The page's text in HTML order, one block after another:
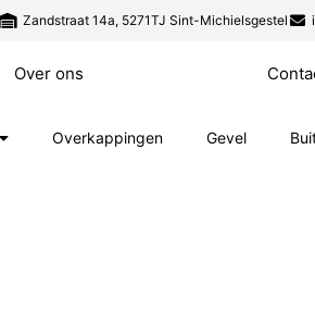
Zandstraat 14a, 5271TJ Sint-Michielsgestel
Over ons
Overkappingen Gevel